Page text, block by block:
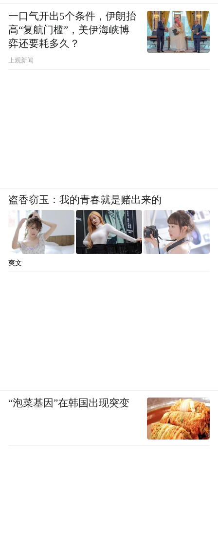
一口气开出5个条件，伊朗抬
高“复航门槛”，美伊海峡博
弈还要耗多久？
上观新闻
盗香窃玉：我的青春就是赌出来的
爽文
“泡菜基因”在韩国出现突变